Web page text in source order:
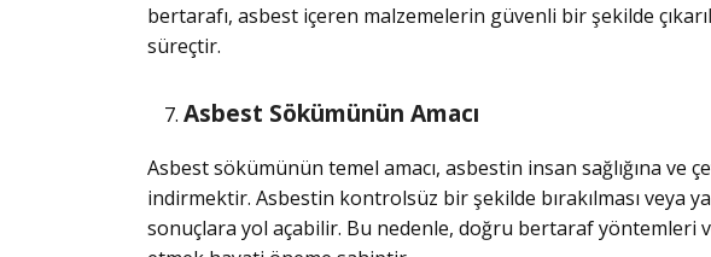
bertarafı, asbest içeren malzemelerin güvenli bir şekilde
süreçtir.
Asbest Sökümünün Amacı
Asbest sökümünün temel amacı, asbestin insan sağlığına ve
indirmektir. Asbestin kontrolsüz bir şekilde bırakılması veya
sonuçlara yol açabilir. Bu nedenle, doğru bertaraf